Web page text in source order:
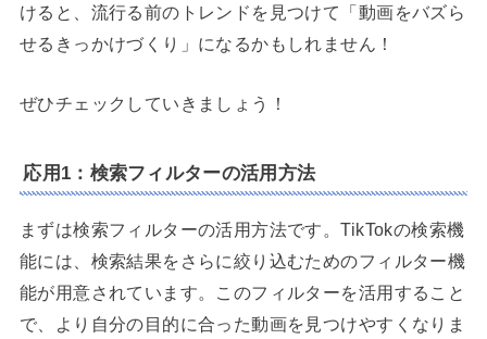
けると、流行る前のトレンドを見つけて「動画をバズら
せるきっかけづくり」になるかもしれません！
ぜひチェックしていきましょう！
応用1：検索フィルターの活用方法
まずは検索フィルターの活用方法です。TikTokの検索機
能には、検索結果をさらに絞り込むためのフィルター機
能が用意されています。このフィルターを活用すること
で、より自分の目的に合った動画を見つけやすくなりま